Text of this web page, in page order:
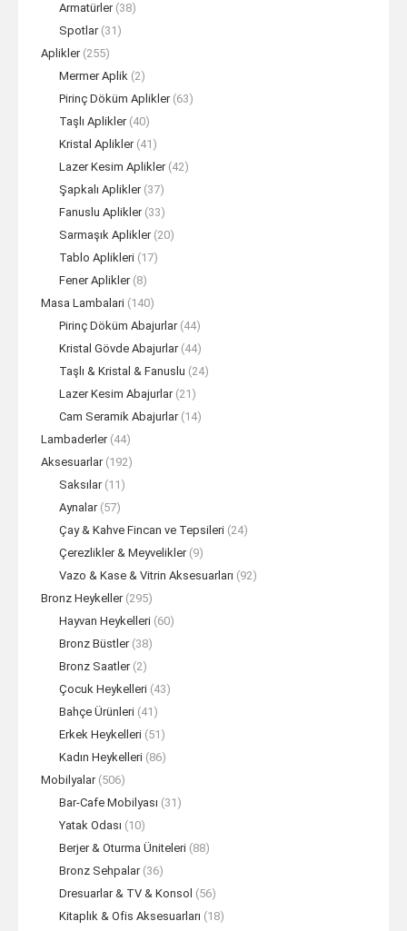
Armatürler (38)
Spotlar (31)
Aplikler (255)
Mermer Aplik (2)
Pirinç Döküm Aplikler (63)
Taşlı Aplikler (40)
Kristal Aplikler (41)
Lazer Kesim Aplikler (42)
Şapkalı Aplikler (37)
Fanuslu Aplikler (33)
Sarmaşık Aplikler (20)
Tablo Aplikleri (17)
Fener Aplikler (8)
Masa Lambalari (140)
Pirinç Döküm Abajurlar (44)
Kristal Gövde Abajurlar (44)
Taşlı & Kristal & Fanuslu (24)
Lazer Kesim Abajurlar (21)
Cam Seramik Abajurlar (14)
Lambaderler (44)
Aksesuarlar (192)
Saksılar (11)
Aynalar (57)
Çay & Kahve Fincan ve Tepsileri (24)
Çerezlikler & Meyvelikler (9)
Vazo & Kase & Vitrin Aksesuarları (92)
Bronz Heykeller (295)
Hayvan Heykelleri (60)
Bronz Büstler (38)
Bronz Saatler (2)
Çocuk Heykelleri (43)
Bahçe Ürünleri (41)
Erkek Heykelleri (51)
Kadın Heykelleri (86)
Mobilyalar (506)
Bar-Cafe Mobilyası (31)
Yatak Odası (10)
Berjer & Oturma Üniteleri (88)
Bronz Sehpalar (36)
Dresuarlar & TV & Konsol (56)
Kitaplık & Ofis Aksesuarları (18)